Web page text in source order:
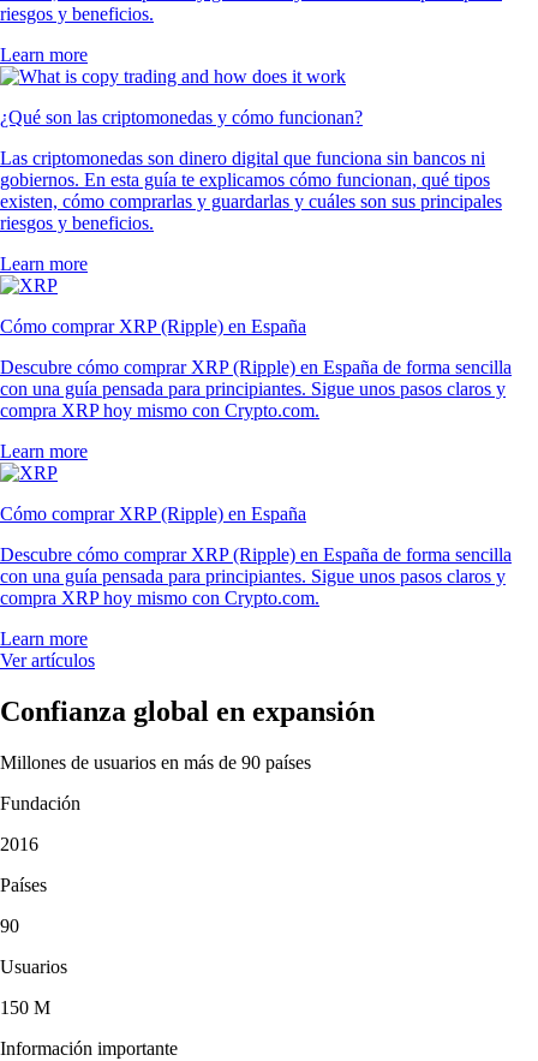
riesgos y beneficios.
Learn more
¿Qué son las criptomonedas y cómo funcionan?
Las criptomonedas son dinero digital que funciona sin bancos ni
gobiernos. En esta guía te explicamos cómo funcionan, qué tipos
existen, cómo comprarlas y guardarlas y cuáles son sus principales
riesgos y beneficios.
Learn more
Cómo comprar XRP (Ripple) en España
Descubre cómo comprar XRP (Ripple) en España de forma sencilla
con una guía pensada para principiantes. Sigue unos pasos claros y
compra XRP hoy mismo con Crypto.com.
Learn more
Cómo comprar XRP (Ripple) en España
Descubre cómo comprar XRP (Ripple) en España de forma sencilla
con una guía pensada para principiantes. Sigue unos pasos claros y
compra XRP hoy mismo con Crypto.com.
Learn more
Ver artículos
Confianza global en expansión
Millones de usuarios en más de 90 países
Fundación
2016
Países
90
Usuarios
150 M
Información importante